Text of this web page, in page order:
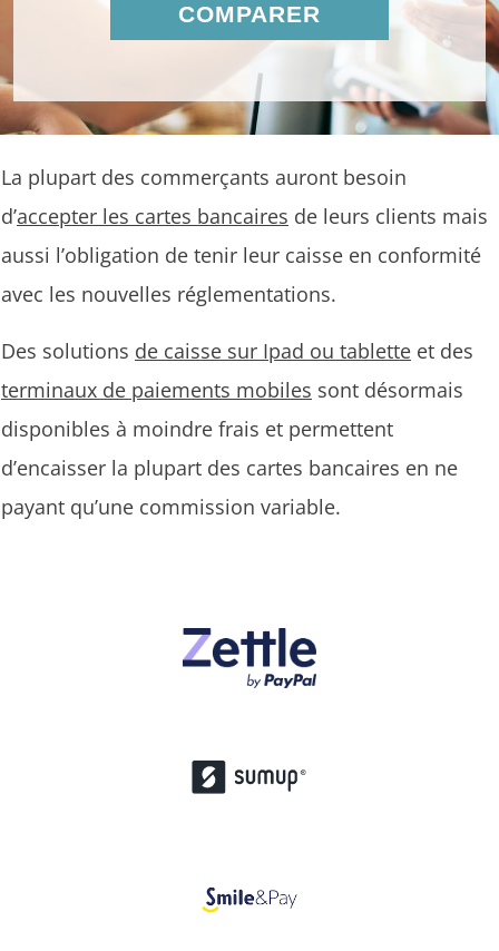
COMPARER
La plupart des commerçants auront besoin
d’accepter les cartes bancaires de leurs clients mais
aussi l’obligation de tenir leur caisse en conformité
avec les nouvelles réglementations.
Des solutions de caisse sur Ipad ou tablette et des
terminaux de paiements mobiles sont désormais
disponibles à moindre frais et permettent
d’encaisser la plupart des cartes bancaires en ne
payant qu’une commission variable.